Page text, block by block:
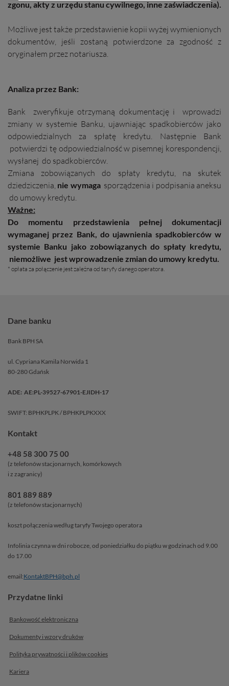
zgonu, akty z urzędu stanu cywilnego, inne zaświadczenia).
Możliwe jest także przedstawienie kopii wyżej wymienionych
dokumentów, jeśli zostaną potwierdzone za zgodność z
oryginałem przez notariusza.
Analiza przez Bank:
Bank zweryfikuje otrzymaną dokumentację i wprowadzi
zmiany w systemie Banku, ujawniając spadkobierców jako
odpowiedzialnych za spłatę kredytu. Następnie Bank
potwierdzi tę odpowiedzialność w pisemnej korespondencji,
wysłanej do spadkobierców.
Zmiana zobowiązanych do spłaty kredytu, na skutek
dziedziczenia, nie wymagasporządzenia i podpisania aneksu
do umowy kredytu.
Ważne:
Do momentu przedstawienia pełnej dokumentacji
wymaganej przez Bank, do ujawnienia spadkobierców w
systemie Banku jako zobowiązanych do spłaty kredytu,
niemożliwe jest wprowadzenie zmian do umowy kredytu.
* opłata za połączenie jest zależna od taryfy danego operatora.
Dane banku
Bank BPH SA
ul. Cypriana Kamila Norwida 1
80-280 Gdańsk
ADE: AE:PL-39527-67901-EJIDH-17
SWIFT: BPHKPLPK / BPHKPLPKXXX
Kontakt
+48 58 300 75 00
(z telefonów stacjonarnych, komórkowych
i z zagranicy)
801 889 889
(z telefonów stacjonarnych)
koszt połączenia według taryfy Twojego operatora
Infolinia czynna w dni robocze, od poniedziałku do piątku w godzinach od 9.00
do 17.00
email:KontaktBPH@bph.pl
Przydatne linki
Bankowość elektroniczna
Dokumenty i wzory druków
Polityka prywatności i plikówcookies
Kariera